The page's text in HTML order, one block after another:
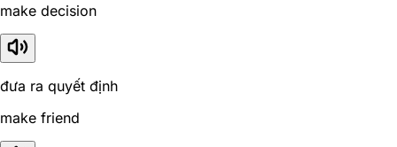
make decision
đưa ra quyết định
make friend